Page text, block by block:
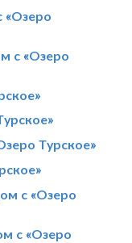
«Озеро
с «Озеро
Турское»
с «Озеро
с «Озеро